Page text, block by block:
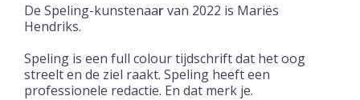
De Speling-kunstenaarvan 2022 is Mariës
Hendriks.
Speling is een full colour tijdschrift dat het oog
streelt en de ziel raakt. Speling heeft een
professionele redactie. En dat merk je.